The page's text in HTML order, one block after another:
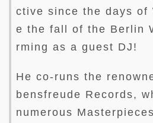
ctive since the days of
e the fall of the Berlin
rming as a guest DJ!
He co-runs the
bensfreude Records,
numerous